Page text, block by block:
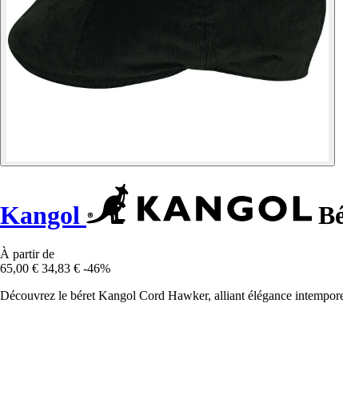
Kangol
À partir de
65,00 € 34,83 € -46%
Découvrez le béret Kangol Cord Hawker, alliant élégance